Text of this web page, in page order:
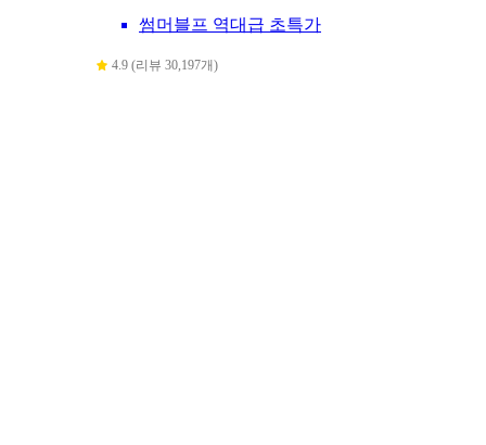
썸머블프 역대급 초특가
4.9 (리뷰 30,197개)